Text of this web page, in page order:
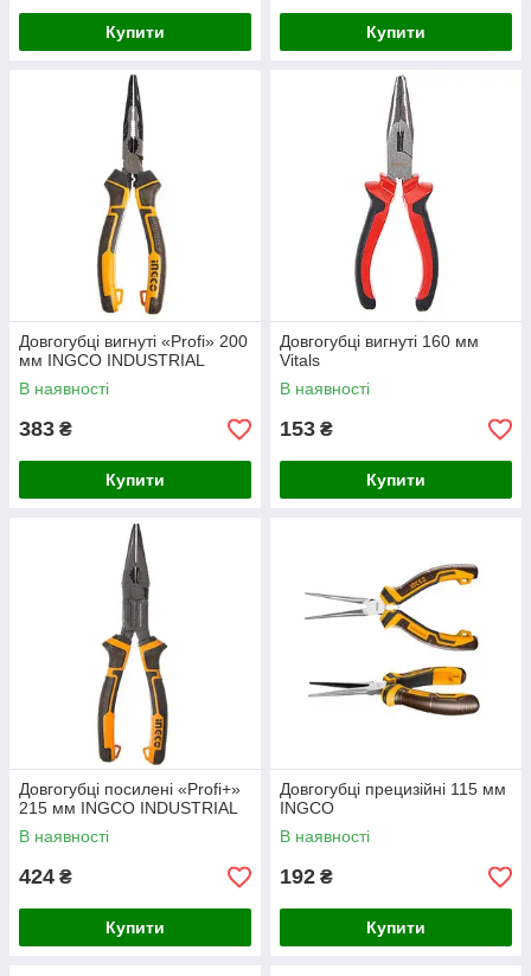
Купити Купити
Довгогубці вигнуті «Profi» 200
мм INGCO INDUSTRIAL
В наявності
383 ₴
Купити
Довгогубці вигнуті 160 мм
Vitals
В наявності
153 ₴
Купити
Довгогубці посилені «Profi+»
215 мм INGCO INDUSTRIAL
В наявності
424 ₴
Купити
Довгогубці прецизійні 115 мм
INGCO
В наявності
192 ₴
Купити